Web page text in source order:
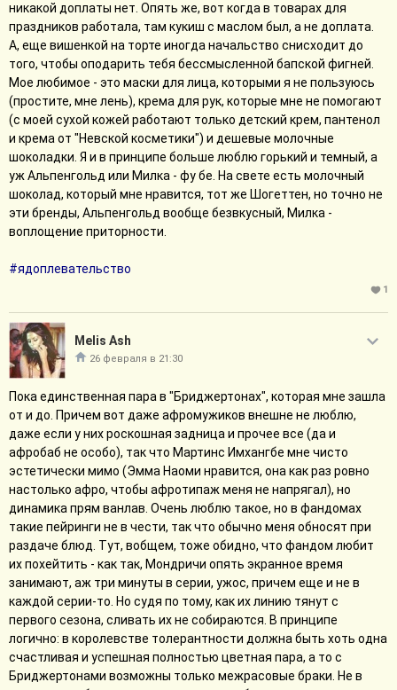
никакой доплаты нет. Опять же, вот когда в товарах для
праздников работала, там кукиш с маслом был, а не доплата.
А, еще вишенкой на торте иногда начальство снисходит до
того, чтобы оподарить тебя бессмысленной бапской фигней.
Мое любимое - это маски для лица, которыми я не пользуюсь
(простите, мне лень), крема для рук, которые мне не помогают
(с моей сухой кожей работают только детский крем, пантенол
и крема от "Невской косметики") и дешевые молочные
шоколадки. Я и в принципе больше люблю горький и темный, а
уж Альпенгольд или Милка - фу бе. На свете есть молочный
шоколад, который мне нравится, тот же Шогеттен, но точно не
эти бренды, Альпенгольд вообще безвкусный, Милка -
воплощение приторности.
#ядоплевательство
1
Melis Ash
26 февраля в 21:30
Пока единственная пара в "Бриджертонах", которая мне зашла
от и до. Причем вот даже афромужиков внешне не люблю,
даже если у них роскошная задница и прочее все (да и
афробаб не особо), так что Мартинс Имхангбе мне чисто
эстетически мимо (Эмма Наоми нравится, она как раз ровно
настолько афро, чтобы афротипаж меня не напрягал), но
динамика прям ванлав. Очень люблю такое, но в фандомах
такие пейринги не в чести, так что обычно меня обносят при
раздаче блюд. Тут, вобщем, тоже обидно, что фандом любит
их похейтить - как так, Мондричи опять экранное время
занимают, аж три минуты в серии, ужос, причем еще и не в
каждой серии-то. Но судя по тому, как их линию тянут с
первого сезона, сливать их не собираются. В принципе
логично: в королевстве толерантности должна быть хоть одна
счастливая и успешная полностью цветная пара, а то с
Бриджертонами возможны только межрасовые браки. Не в